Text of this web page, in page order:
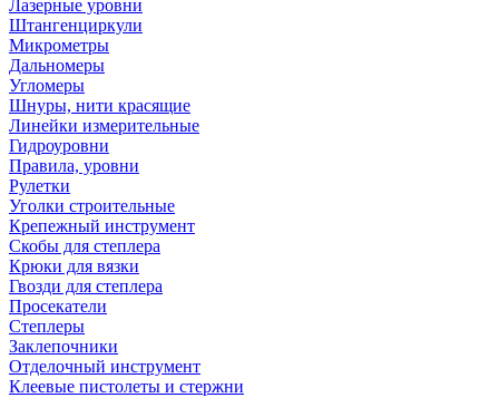
Лазерные уровни
Штангенциркули
Микрометры
Дальномеры
Угломеры
Шнуры, нити красящие
Линейки измерительные
Гидроуровни
Правила, уровни
Рулетки
Уголки строительные
Крепежный инструмент
Скобы для степлера
Крюки для вязки
Гвозди для степлера
Просекатели
Степлеры
Заклепочники
Отделочный инструмент
Клеевые пистолеты и стержни